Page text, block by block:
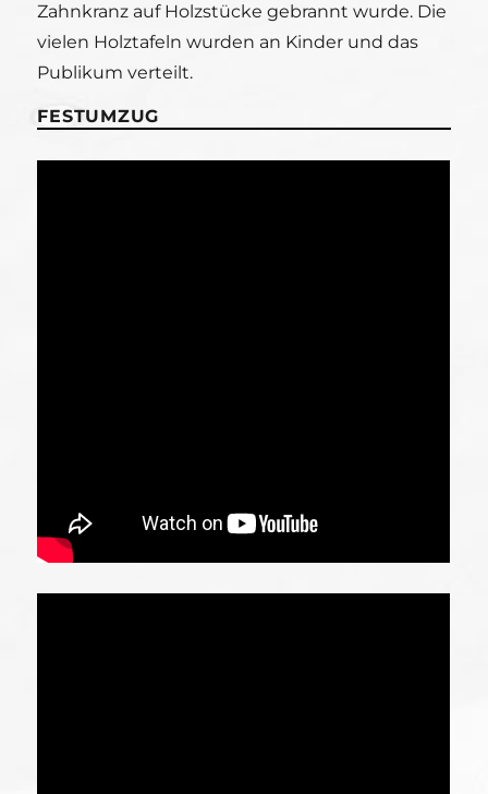
Zahnkranz auf Holzstücke gebrannt wurde. Die
vielen Holztafeln wurden an Kinder und das
Publikum verteilt.
FESTUMZUG